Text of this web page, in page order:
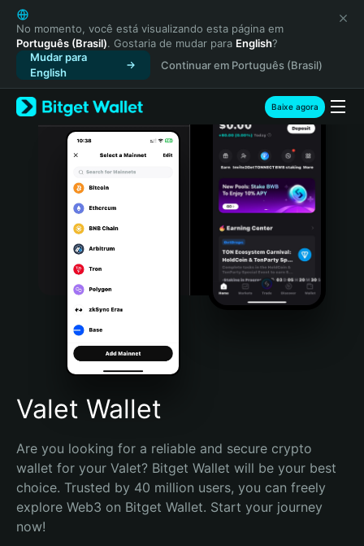
English
日本語
Tiếng Việt
Русский
Español (Latinoamérica)
Türkçe
Italiano
Português (Portugal)
Bahasa Indonesia
Português (Brasil)
Español (Argentina)
No momento, você está visualizando esta página em
Português (Brasil). Gostaria de mudar para English?
Mudar para
English
Continuar em Português (Brasil)
Baixe agora
Valet Wallet
Are you looking for a reliable and secure crypto
wallet for your Valet? Bitget Wallet will be your best
choice. Trusted by 40 million users, you can freely
explore Web3 on Bitget Wallet. Start your journey
now!